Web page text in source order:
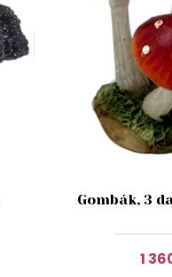
Gombák, 3
1